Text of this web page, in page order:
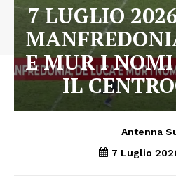
7 LUGLIO
E MUR I
IL
Antenna
7 Luglio